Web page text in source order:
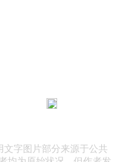
文字图片部分来源于公共